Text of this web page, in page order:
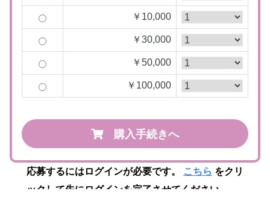
￥10,000
￥30,000
￥50,000
￥100,000
購入手続きへ
応募するにはログインが必要です。 こちら をクリ
ックして先にログインを完了させてください